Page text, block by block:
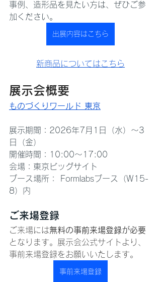
事例、造形品を見たい方は、ぜひご参
加ください。
出展内容はこちら
新商品についてはこちら
展示会概要
ものづくりワールド 東京
展示期間：2026年7月1日（水）〜3
日（金）
開催時間：10:00〜17:00
会場：東京ビッグサイト
ブース場所： Formlabsブース（W15-
8）内
ご来場登録
ご来場には無料の事前来場登録が必要
となります。展示会公式サイトより、
事前来場登録をお願いいたします。
事前来場登録